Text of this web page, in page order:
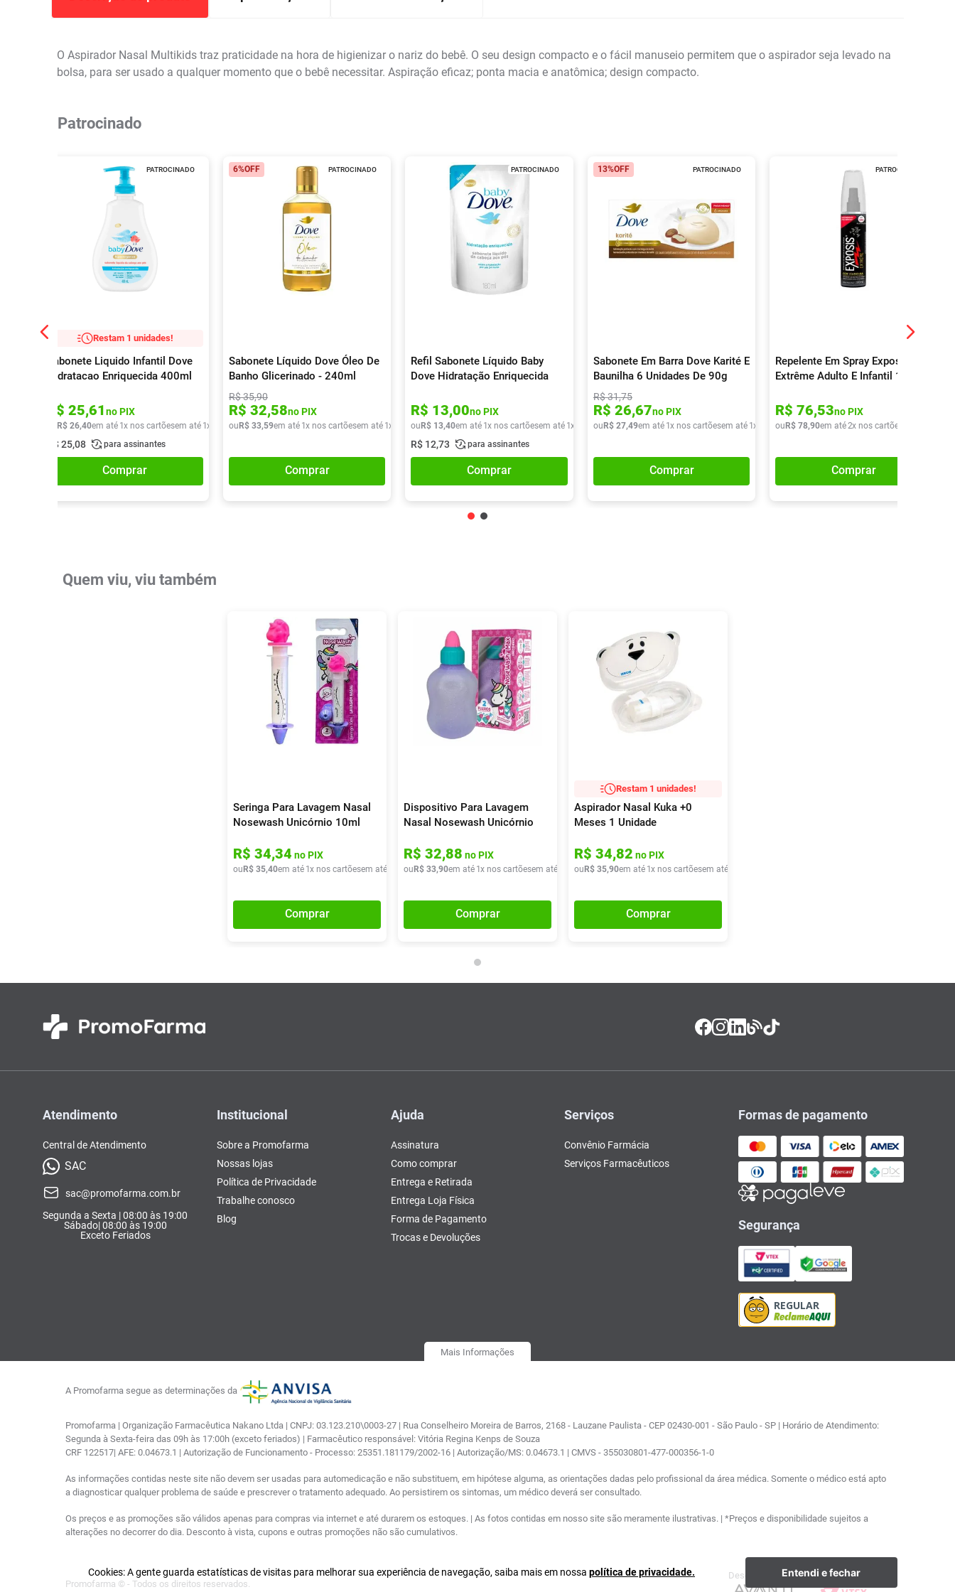
O Aspirador Nasal Multikids traz praticidade na hora de higienizar o nariz do bebê. O seu design compacto e o fácil manuseio permitem que o aspirador seja levado na
bolsa, para ser usado a qualquer momento que o bebê necessitar. Aspiração eficaz; ponta macia e anatômica; design compacto.
Patrocinado
PATROCINADO
Restam 1 unidades!
Sabonete Liquido Infantil Dove
Hidratacao Enriquecida 400ml
R$ 25,61no PIX
R$ 26,40em até 1x nos cartõesem até 1x de R$ 26,40
R$ 25,08 para assinantes
Comprar
PATROCINADO
6%OFF
Sabonete Líquido Dove Óleo De
Banho Glicerinado - 240ml
R$35,90
R$ 32,58no PIX
ou R$ 33,59em até 1x nos cartõesem até 1x de R$ 33,59
Comprar
PATROCINADO
Refil Sabonete Líquido Baby
Dove Hidratação Enriquecida
R$ 13,00no PIX
ou R$ 13,40em até 1x nos cartõesem até 1x de R$ 13,40
R$ 12,73 para assinantes
Comprar
PATROCINADO
13%OFF
Sabonete Em Barra Dove Karité E
Baunilha 6 Unidades De 90g
R$31,75
R$ 26,67no PIX
ou R$ 27,49em até 1x nos cartõesem até 1x de R$ 27,49
Comprar
PATROCINADO
Repelente Em Spray Exposis
Extrême Adulto E Infantil 100ml
R$ 76,53no PIX
ou R$ 78,90em até2x nos cartões
Comprar
Quem viu, viu também
Seringa Para Lavagem Nasal
Nosewash Unicórnio 10ml
R$ 34,34 no PIX
ou R$ 35,40em até 1x nos cartõesem até x deR$ 35,40
Comprar
Dispositivo Para Lavagem
Nasal Nosewash Unicórnio
R$ 32,88 no PIX
ou R$ 33,90em até 1x nos cartõesem até x deR$ 33,90
Comprar
Restam 1 unidades!
Aspirador Nasal Kuka +0
Meses 1 Unidade
R$ 34,82 no PIX
ou R$ 35,90em até 1x nos cartõesem até
Comprar
Cookies: A gente guarda estatísticas de visitas para melhorar sua experiência de navegação, saiba mais em nossa política de privacidade. Entendi e fechar
Atendimento
Central de Atendimento
SAC
sac@promofarma.com.br
Segunda a Sexta | 08:00 às 19:00
Sábado| 08:00 às 19:00
Exceto Feriados
Institucional
Sobre a Promofarma
Nossas lojas
Política de Privacidade
Trabalhe conosco
Blog
Ajuda
Assinatura
Como comprar
Entrega e Retirada
Entrega Loja Física
Forma de Pagamento
Trocas e Devoluções
Serviços
Convênio Farmácia
Serviços Farmacêuticos
Formas de pagamento
Segurança
Mais Informações
A Promofarma segue as determinações da
Promofarma | Organização Farmacêutica Nakano Ltda | CNPJ: 03.123.210\0003-27 | Rua Conselheiro Moreira de Barros, 2168 - Lauzane Paulista - CEP 02430-001 - São Paulo - SP | Horário de Atendimento:
Segunda à Sexta-feira das 09h às 17:00h (exceto feriados) | Farmacêutico responsável: Vitória Regina Kenps de Souza
CRF 122517| AFE: 0.04673.1 | Autorização de Funcionamento - Processo: 25351.181179/2002-16 | Autorização/MS: 0.04673.1 | CMVS - 355030801-477-000356-1-0
As informações contidas neste site não devem ser usadas para automedicação e não substituem, em hipótese alguma, as orientações dadas pelo profissional da área médica. Somente o médico está apto
a diagnosticar qualquer problema de saúde e prescrever o tratamento adequado. Ao persistirem os sintomas, um médico deverá ser consultado.
Os preços e as promoções são válidos apenas para compras via internet e até durarem os estoques. | As fotos contidas em nosso site são meramente ilustrativas. | *Preços e disponibilidade sujeitos a
alterações no decorrer do dia. Desconto à vista, cupons e outras promoções não são cumulativos.
Promofarma © - Todos os direitos reservados.
Desenvolvimento Plataforma